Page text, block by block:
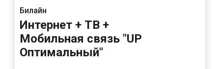
Билайн
Интернет + ТВ +
Мобильная связь "UP
Оптимальный"